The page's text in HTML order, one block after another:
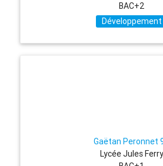
BAC+2
Développement
Gaëtan Peronnet
Lycée Jules Ferry